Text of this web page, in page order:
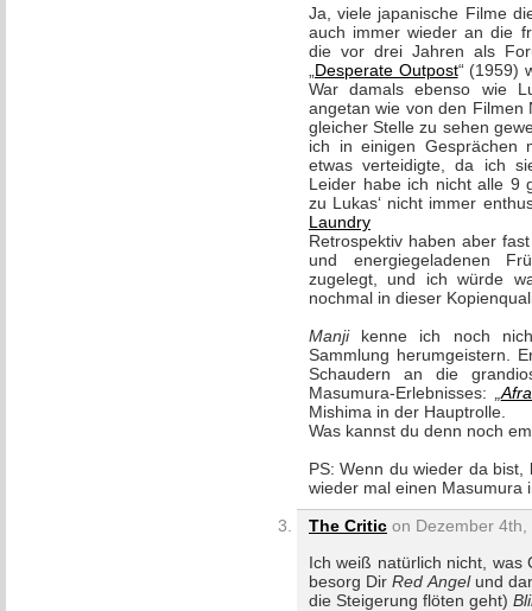
Ja, viele japanische Filme
auch immer wieder an die
die vor drei Jahren als
Desperate Outpost“ (1959)
War damals ebenso wie
angetan wie von den Filmen
gleicher Stelle zu sehen
ich in einigen Gesprächen
etwas verteidigte, da ich
Leider habe ich nicht alle 9
zu Lukas‘ nicht immer
Laundry
Retrospektiv haben aber
und energiegeladenen
zugelegt, und ich würde
nochmal in dieser
Manjikenne ich noch
Sammlung herumgeistern.
Schaudern an die
Masumura-Erlebnisses:
Mishima in der Hauptrolle.
Was kannst du denn noch
PS: Wenn du wieder da
wieder mal einen Masumura
The Critic on Dezember
Ich weiß natürlich nicht, was
besorg DirRed Angelund
die Steigerung flöten geht)